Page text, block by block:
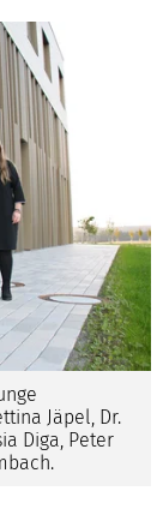
Jäpel, Dr.
Diga, Peter